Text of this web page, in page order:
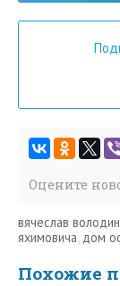
Оцените
вячеслав володин
яхимовича, дом
Похожие